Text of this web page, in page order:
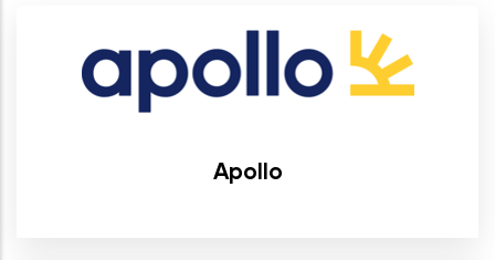
Apollo